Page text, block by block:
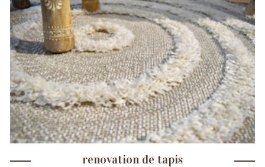
renovation de tapis